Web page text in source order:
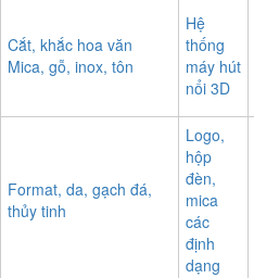
Cắt, khắc hoa văn
Mica, gỗ, inox, tôn
Hệ
thống
máy hút
nổi 3D
Format, da, gạch đá,
thủy tinh
Logo,
hộp
đèn,
mica
các
định
dạng